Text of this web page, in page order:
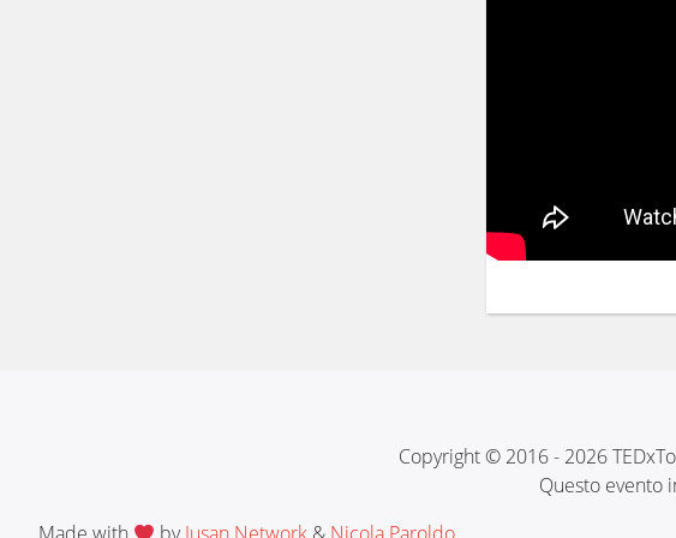
Copyright © 2016 - 2026
Questo evento